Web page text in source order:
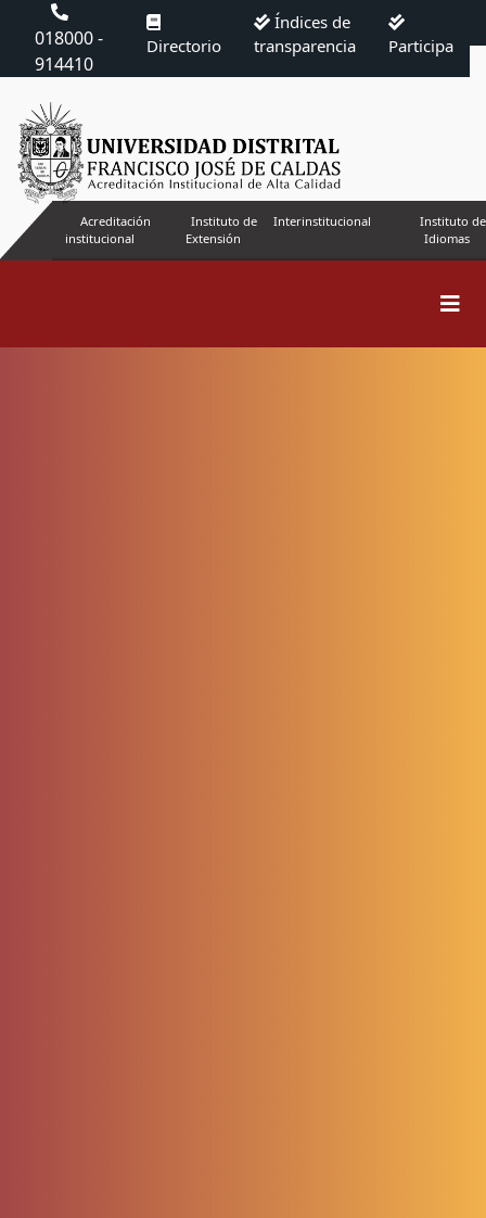
018000 -
914410
Directorio
Índices de
transparencia
Participa
Acreditación
institucional
Instituto de
Extensión
Interinstitucional
Instituto de
Idiomas